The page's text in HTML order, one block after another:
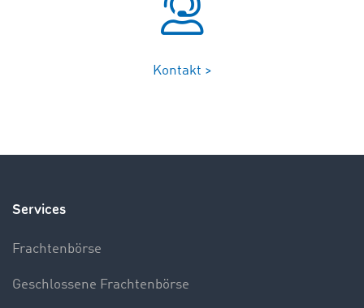
Kontakt >
Services
Frachtenbörse
Geschlossene Frachtenbörse